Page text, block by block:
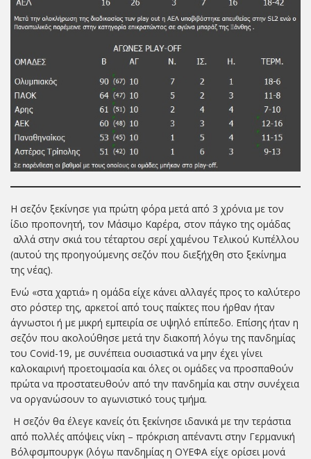
Η σεζόν ξεκίνησε για πρώτη φόρα μετά από 3 χρόνια με τον
ίδιο προπονητή, τον Μάσιμο Καρέρα, στον πάγκο της ομάδας
αλλά στην σκιά του τέταρτου σερί χαμένου Τελικού Κυπέλλου
(αυτού της προηγούμενης σεζόν που διεξήχθη στο ξεκίνημα
της νέας).
Ενώ «στα χαρτιά» η ομάδα είχε κάνει αλλαγές προς το καλύτερο
στο ρόστερ της, αρκετοί από τους παίκτες που ήρθαν ήταν
άγνωστοι ή με μικρή εμπειρία σε υψηλό επίπεδο. Επίσης ήταν η
σεζόν που ακολούθησε μετά την διακοπή λόγω της πανδημίας
του Covid-19, με συνέπεια ουσιαστικά να μην έχει γίνει
καλοκαιρινή προετοιμασία και όλες οι ομάδες να προσπαθούν
πρώτα να προστατευθούν από την πανδημία και στην συνέχεια
να οργανώσουν το αγωνιστικό τους τμήμα.
Η σεζόν θα έλεγε κανείς ότι ξεκίνησε ιδανικά με την τεράστια
από πολλές απόψεις νίκη – πρόκριση απέναντι στην Γερμανική
Βόλφσμπουργκ (λόγω πανδημίας η ΟΥΕΦΑ είχε ορίσει μονά